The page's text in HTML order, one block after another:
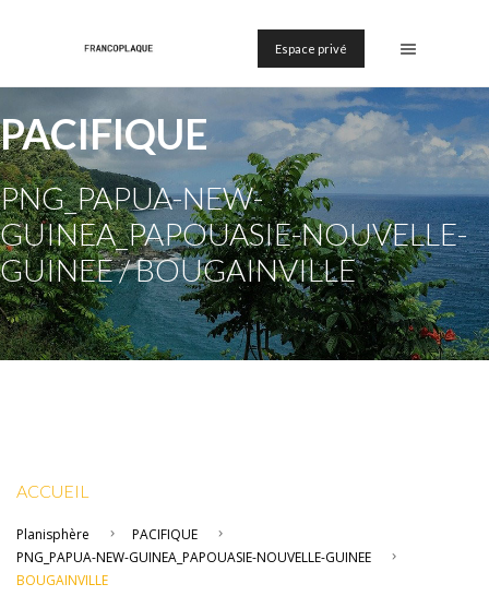
Espace privé
PACIFIQUE
PNG_PAPUA-NEW-
GUINEA_PAPOUASIE-NOUVELLE-
GUINEE / BOUGAINVILLE
ACCUEIL
Planisphère
PACIFIQUE
PNG_PAPUA-NEW-GUINEA_PAPOUASIE-NOUVELLE-GUINEE
BOUGAINVILLE